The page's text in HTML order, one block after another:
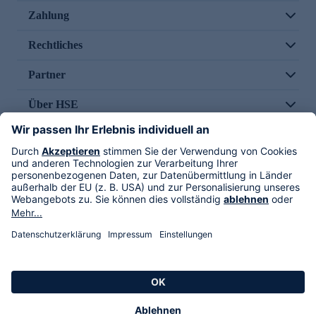
Zahlung
Rechtliches
Partner
Über HSE
Im TV
HSE International